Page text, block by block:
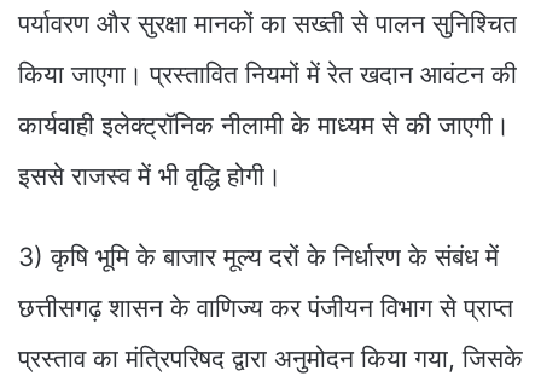
पर्यावरण और सुरक्षा मानकों का सख्ती से पालन सुनिश्चित
किया जाएगा। प्रस्तावित नियमों में रेत खदान आवंटन की
कार्यवाही इलेक्ट्रॉनिक नीलामी के माध्यम से की जाएगी।
इससे राजस्व में भी वृद्धि होगी।
3) कृषि भूमि के बाजार मूल्य दरों के निर्धारण के संबंध में
छत्तीसगढ़ शासन के वाणिज्य कर पंजीयन विभाग से प्राप्त
प्रस्ताव का मंत्रिपरिषद द्वारा अनुमोदन किया गया, जिसके